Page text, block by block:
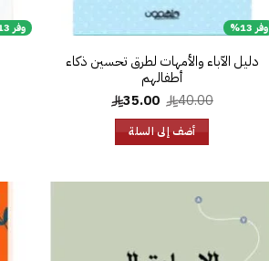
وفر 13%
دليل الآباء والأمهات لطرق تحسين ذكاء
أطفالهم
40.00
السعر
هو:
40.00.
35.00 السعر
الحالي
أضف إلى السلة
وفر 13%